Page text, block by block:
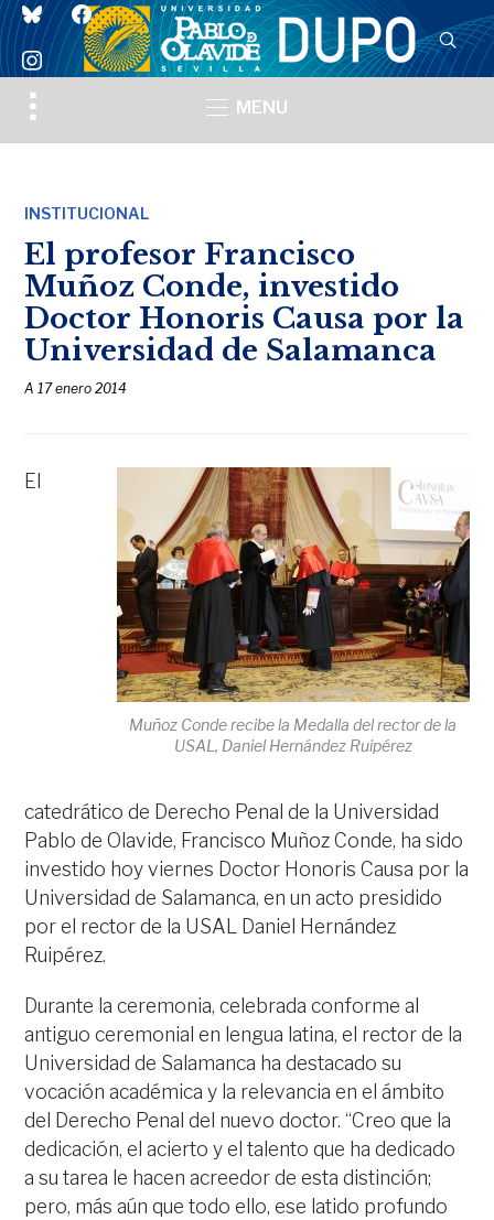
blueskyfacebook
instagram
Toggle
sidebar
MENU
INSTITUCIONAL
El profesor Francisco
Muñoz Conde, investido
Doctor Honoris Causa por la
Universidad de Salamanca
A17 enero 2014
Muñoz Conde recibe la Medalla del rector de la
USAL, Daniel Hernández Ruipérez
El
catedrático de Derecho Penal de la Universidad
Pablo de Olavide, Francisco Muñoz Conde, ha sido
investido hoy viernes Doctor Honoris Causa por la
Universidad de Salamanca, en un acto presidido
por el rector de la USAL Daniel Hernández
Ruipérez.
Durante la ceremonia, celebrada conforme al
antiguo ceremonial en lengua latina, el rector de la
Universidad de Salamanca ha destacado su
vocación académica y la relevancia en el ámbito
del Derecho Penal del nuevo doctor. “Creo que la
dedicación, el acierto y el talento que ha dedicado
a su tarea le hacen acreedor de esta distinción;
pero, más aún que todo ello, ese latido profundo